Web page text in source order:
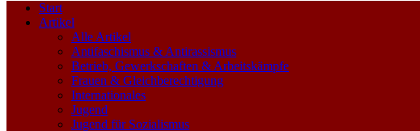
Start
Artikel
Alle Artikel
Antifaschismus & Antirassismus
Betrieb, Gewerkschaften & Arbeitskämpfe
Frauen & Gleichberechtigung
Internationales
Jugend
Jugend für Sozialismus